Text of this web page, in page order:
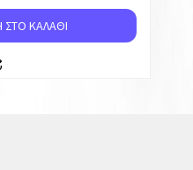
ΚΑΛΆΘΙ